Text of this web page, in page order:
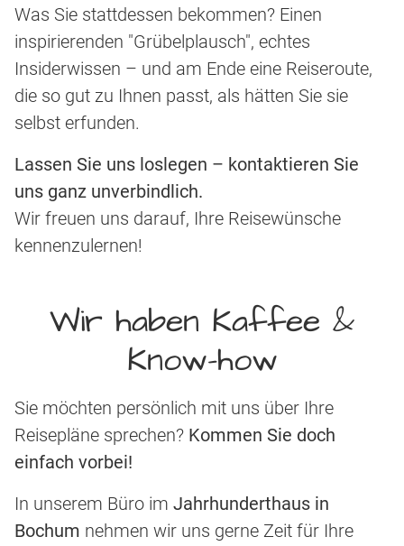
Was Sie stattdessen bekommen? Einen
inspirierenden "Grübelplausch", echtes
Insiderwissen – und am Ende eine Reiseroute,
die so gut zu Ihnen passt, als hätten Sie sie
selbst erfunden.
Lassen Sie uns loslegen – kontaktieren Sie
uns ganz unverbindlich.
Wir freuen uns darauf, Ihre Reisewünsche
kennenzulernen!
Wir haben Kaffee &
Know-how
Sie möchten persönlich mit uns über Ihre
Reisepläne sprechen? Kommen Sie doch
einfach vorbei!
In unserem Büro im Jahrhunderthaus in
Bochum nehmen wir uns gerne Zeit für Ihre